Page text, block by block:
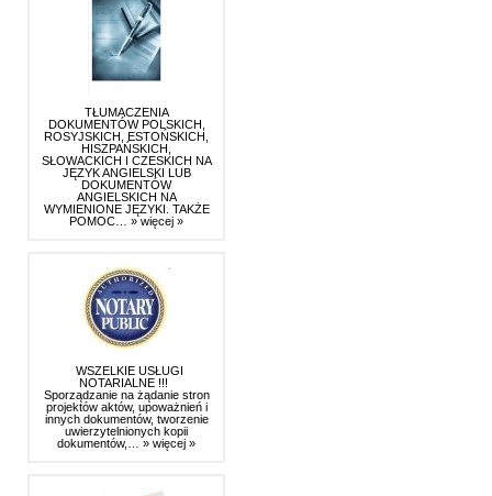
TŁUMACZENIA
DOKUMENTÓW POLSKICH,
ROSYJSKICH, ESTOŃSKICH,
HISZPAŃSKICH,
SŁOWACKICH I CZESKICH NA
JĘZYK ANGIELSKI LUB
DOKUMENTÓW
ANGIELSKICH NA
WYMIENIONE JĘZYKI. TAKŻE
POMOC… » więcej »
WSZELKIE USŁUGI
NOTARIALNE !!!
Sporządzanie na żądanie stron
projektów aktów, upoważnień i
innych dokumentów, tworzenie
uwierzytelnionych kopii
dokumentów,… » więcej »